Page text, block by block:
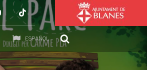
ESPAÑOL